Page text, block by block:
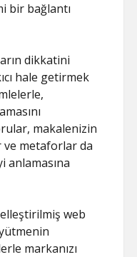
bir bağlantı
dikkatini
hale getirmek
makalenizin
ve metaforlar da
anlamasına
web
markanızı